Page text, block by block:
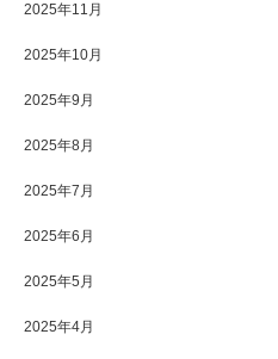
2025年11月
2025年10月
2025年9月
2025年8月
2025年7月
2025年6月
2025年5月
2025年4月